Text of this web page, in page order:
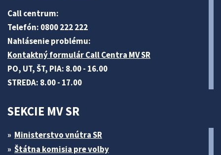
Call centrum:
Telefón: 0800 222 222
Nahlásenie problému:
Kontaktný formulár Call Centra MV SR
PO, UT, ŠT, PIA: 8.00 - 16.00
STREDA: 8.00 - 17.00
SEKCIE MV SR
Ministerstvo vnútra SR
Štátna komisia pre volby